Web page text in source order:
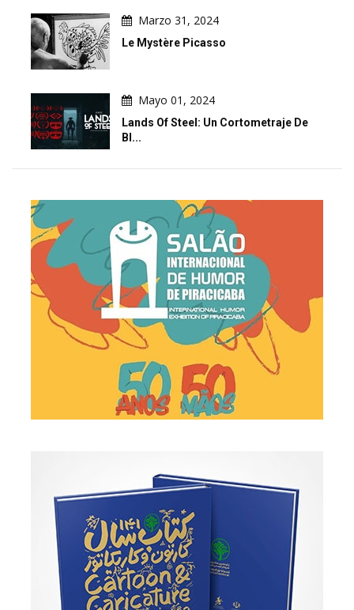
Marzo 31, 2024
Le Mystère Picasso
Mayo 01, 2024
Lands Of Steel: Un Cortometraje De
Bl...